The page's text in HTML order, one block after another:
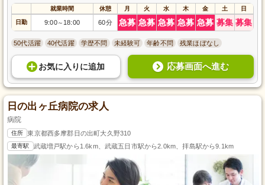
就業時間 休憩 月 火 水 木 金 土 日
日勤 9:00～ 18:00 60分 急募 急募 急募 急募 急募 募集 募集
50代活躍 40代活躍 学歴不問 未経験可 年齢不問 残業ほぼなし
お気に入り に追加 応募画面へ進む
日の出ヶ丘病院の求人
病院
住所 東京都西多摩郡日の出町大久野310
最寄駅 武蔵増戸駅から1.6km、武蔵五日市駅から2.0km、拝島駅から9.1km